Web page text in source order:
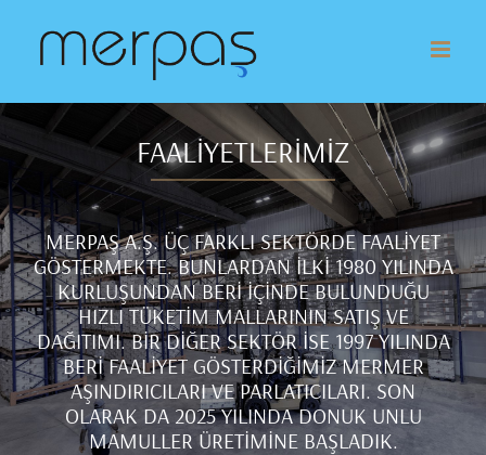
content
FAALİYETLERİMİZ
MERPAŞ A.Ş. ÜÇ FARKLI SEKTÖRDE FAALİYET
GÖSTERMEKTE. BUNLARDAN İLKİ 1980 YILINDA
KURLUŞUNDAN BERİ İÇİNDE BULUNDUĞU
HIZLI TÜKETİM MALLARININ SATIŞ VE
DAĞITIMI. BİR DİĞER SEKTÖR İSE 1997 YILINDA
BERİ FAALİYET GÖSTERDİĞİMİZ MERMER
AŞINDIRICILARI VE PARLATICILARI. SON
OLARAK DA 2025 YILINDA DONUK UNLU
MAMULLER ÜRETİMİNE BAŞLADIK.